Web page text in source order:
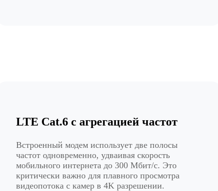
LTE Cat.6 с агрегацией частот
Встроенный модем использует две полосы
частот одновременно, удваивая скорость
мобильного интернета до 300 Мбит/с. Это
критически важно для плавного просмотра
видеопотока с камер в 4K разрешении.